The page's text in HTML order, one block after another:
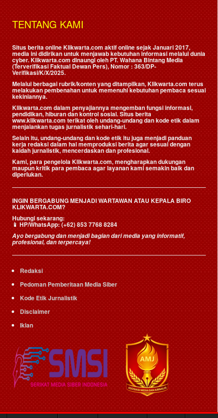
TENTANG KAMI
Situs berita online Klikwarta.com aktif online sejak Januari 2017,
media ini didirikan untuk menjawab kebutuhan informasi melalui dunia
cyber. Klikwarta.com dinaungi oleh PT. Wahana Bintang Media
(Terverifikasi Faktual Dewan Pers), Nomor : 363/DP-
Verifikasi/K/X/2025.
Melalui berbagai rubrik/konten yang ditampilkan, Klikwarta.com terus
melakukan pembenahan untuk memenuhi kebutuhan pembaca sesuai
kekiniannya.
Klikwarta.com dalam penyajiannya mengemban fungsi informasi,
pendidikan, hiburan dan kontrol sosial. Situs berita
www.klikwarta.com terikat oleh undang-undang dan kode etik dalam
menjalankan tugas jurnalistik sehari-hari.
Selain itu, undang-undang dan kode etik itu juga menjadi panduan
kerja redaksi dalam hal memproduksi berita agar sesuai dengan
kaidah jurnalistik, mencerdaskan dan profesional.
Kami, para pengelola Klikwarta.com, mengharapkan dukungan
maupun kritik para pembaca agar layanan kami semakin baik dan
diperlukan.
INGIN BERGABUNG MENJADI WARTAWAN ATAU KEPALA BIRO
KLIKWARTA.COM?
Hubungi sekarang:
📱HP/WhatsApp:(+62) 853 7768 8284
Ayo bergabung dan menjadi bagian dari media yang informatif,
profesional, dan terpercaya!
Redaksi
Pedoman Pemberitaan Media Siber
Kode Etik Jurnalistik
Disclaimer
Iklan